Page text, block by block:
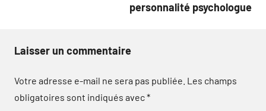
personnalité psychologue
Laisser un commentaire
Votre adresse e-mail ne sera pas publiée. Les champs
obligatoires sont indiqués avec*